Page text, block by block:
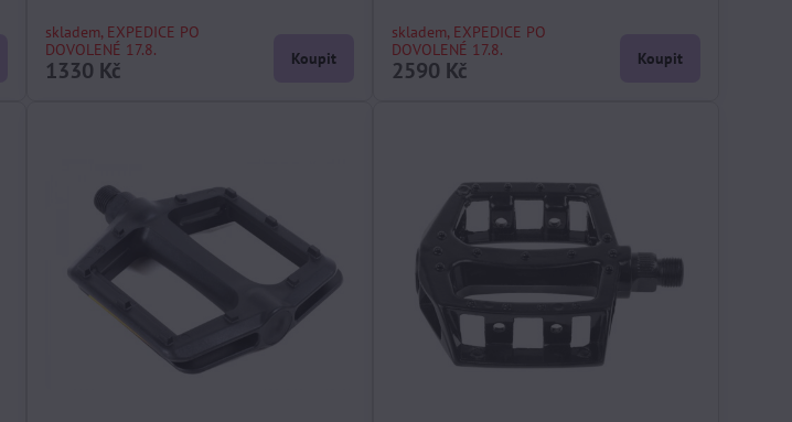
skladem, EXPEDICE PO
DOVOLENÉ 17.8.
1330 Kč Koupit
skladem, EXPEDICE PO
DOVOLENÉ 17.8.
2590 Kč Koupit